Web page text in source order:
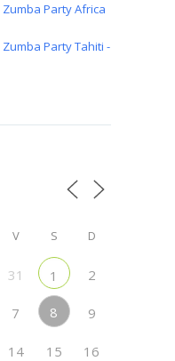
Zumba Party Africa
Zumba Party Tahiti -
V S D
31 1 2
7 8 9
14 15 16